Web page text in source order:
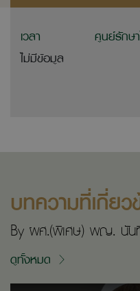
เวลา ศูนย์รักษ
ไม่มีข้อมูล
บทความที่เกี่ย
By ผศ.(พิเศษ) พญ. นั
ดูทั้งหมด